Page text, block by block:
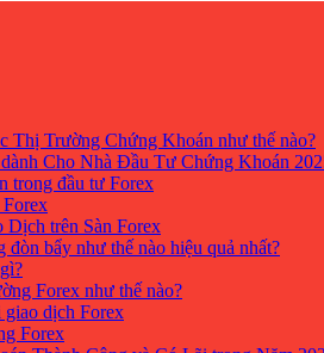
Thị Trường Chứng Khoán như thế nào?
Cho Nhà Đầu Tư Chứng Khoán
trong đầu tư Forex
Forex
trên Sàn Forex
bẩy như thế nào hiệu quả nhất?
Forex như thế nào?
giao dịch Forex
Forex